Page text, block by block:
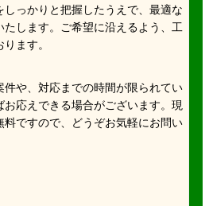
っかりと把握したうえで、最適な
します。ご希望に沿えるよう、工
ます。
や、対応までの時間が限られてい
お応えできる場合がございます。現
ですので、どうぞお気軽にお問い